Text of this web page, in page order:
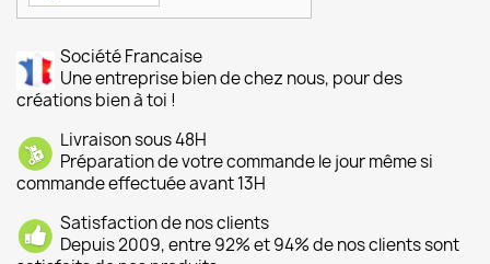
Société Francaise
Une entreprise bien de chez nous, pour des
créations bien à toi !
Livraison sous 48H
Préparation de votre commande le jour même si
commande effectuée avant 13H
Satisfaction de nos clients
Depuis 2009, entre 92% et 94% de nos clients sont